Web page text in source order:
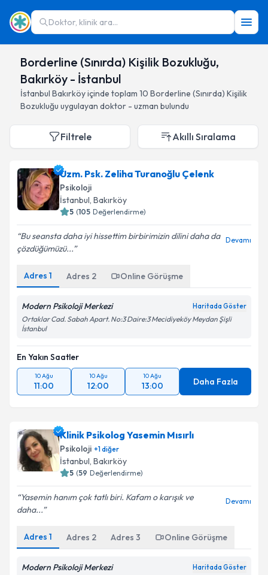
Doktor, klinik ara...
Borderline (Sınırda) Kişilik Bozukluğu,
Bakırköy - İstanbul
İstanbul Bakırköyiçinde toplam 10 Borderline (Sınırda) Kişilik
Bozukluğu uygulayan doktor - uzman bulundu
Filtrele Akıllı Sıralama
Uzm. Psk. Zeliha Turanoğlu Çelenk
Psikoloji
İstanbul, Bakırköy
5 (105 Değerlendirme)
Bu seansta daha iyi hissettim birbirimizin dilini daha da
çözdüğümüzü...
Devamı
Adres 1 Adres 2 Online Görüşme
Modern Psikoloji Merkezi Haritada Göster
Ortaklar Cad. Sabah Apart. No:3 Daire:3 Mecidiyeköy Meydan Şişli
İstanbul
En Yakın Saatler
10 Ağu
11:00
10 Ağu
12:00
10 Ağu
13:00 Daha Fazla
Klinik Psikolog Yasemin Mısırlı
Psikoloji +1diğer
İstanbul, Bakırköy
5 (59 Değerlendirme)
Yasemin hanım çok tatlı biri. Kafam o karışık ve
daha...
Devamı
Adres 1 Adres 2 Adres 3 Online Görüşme
Modern Psikoloji Merkezi Haritada Göster